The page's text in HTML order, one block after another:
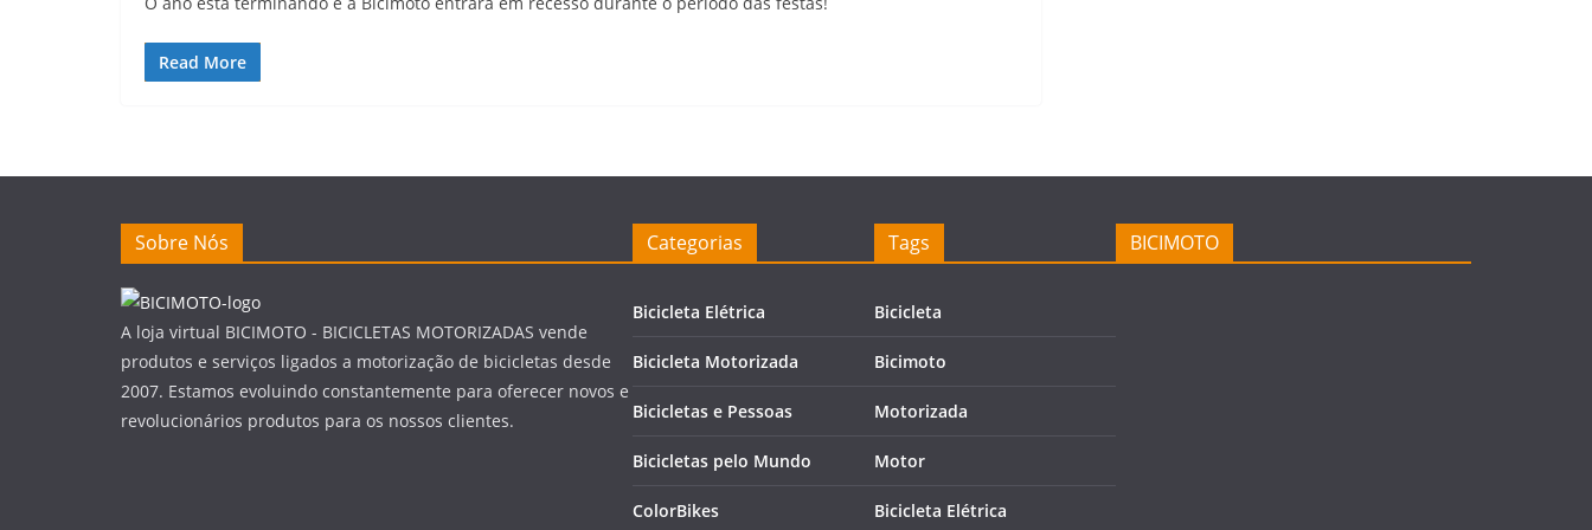
Read More
Sobre Nós
A loja virtual BICIMOTO - BICICLETAS MOTORIZADAS vende
produtos e serviços ligados a motorização de bicicletas desde
2007. Estamos evoluindo constantemente para oferecer novos e
revolucionários produtos para os nossos clientes.
Categorias
Bicicleta Elétrica
Bicicleta Motorizada
Bicicletas e Pessoas
Bicicletas pelo Mundo
ColorBikes
Tags
Bicicleta
Bicimoto
Motorizada
Motor
Bicicleta Elétrica
BICIMOTO